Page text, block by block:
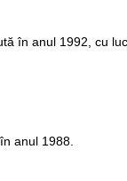
în anul 1992, cu
anul 1988.